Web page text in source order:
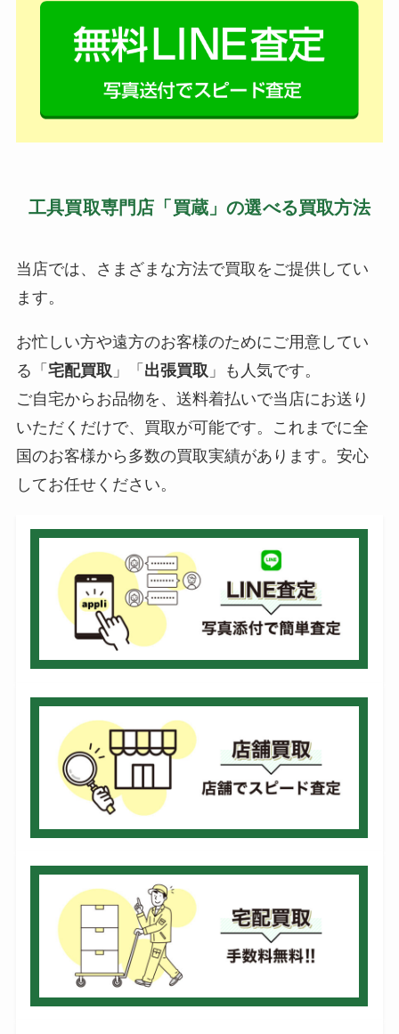
工具買取専門店「買蔵」の選べる買取方法
当店では、さまざまな方法で買取をご提供してい
ます。
お忙しい方や遠方のお客様のためにご用意してい
る「 宅配買取 」「 出張買取 」も人気です。
ご自宅からお品物を、送料着払いで当店にお送り
いただくだけで、買取が可能です。これまでに全
国のお客様から多数の買取実績があります。安心
してお任せください。